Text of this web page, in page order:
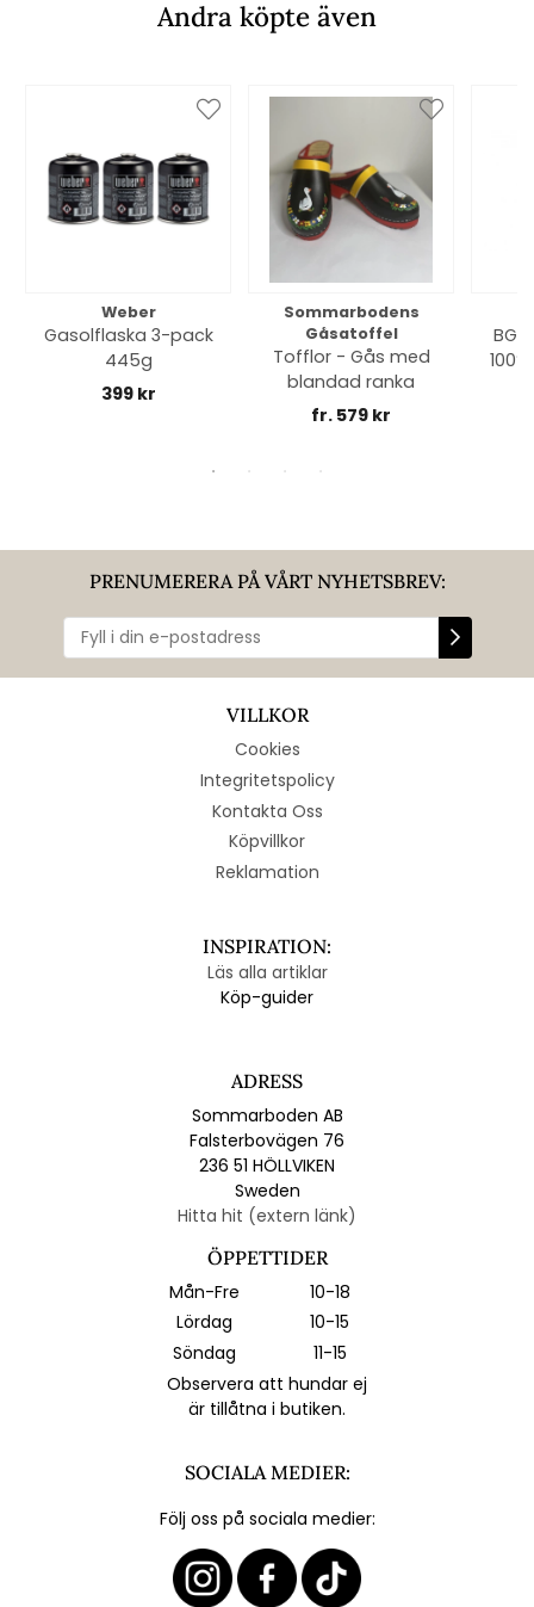
Andra köpte även
Weber
Gasolflaska 3-pack
445g
399 kr
Sommarbodens
Gåsatoffel
Tofflor - Gås med
blandad ranka
fr. 579 kr
PRENUMERERA PÅ VÅRT NYHETSBREV:
VILLKOR
Cookies
Integritetspolicy
Kontakta Oss
Köpvillkor
Reklamation
INSPIRATION:
Läs alla artiklar
Köp-guider
ADRESS
Sommarboden AB
Falsterbovägen 76
236 51 HÖLLVIKEN
Sweden
Hitta hit (extern länk)
ÖPPETTIDER
Mån-Fre
10-18
Lördag
10-15
Söndag
11-15
Observera att hundar ej
är tillåtna i butiken.
SOCIALA MEDIER:
Följ oss på sociala medier: